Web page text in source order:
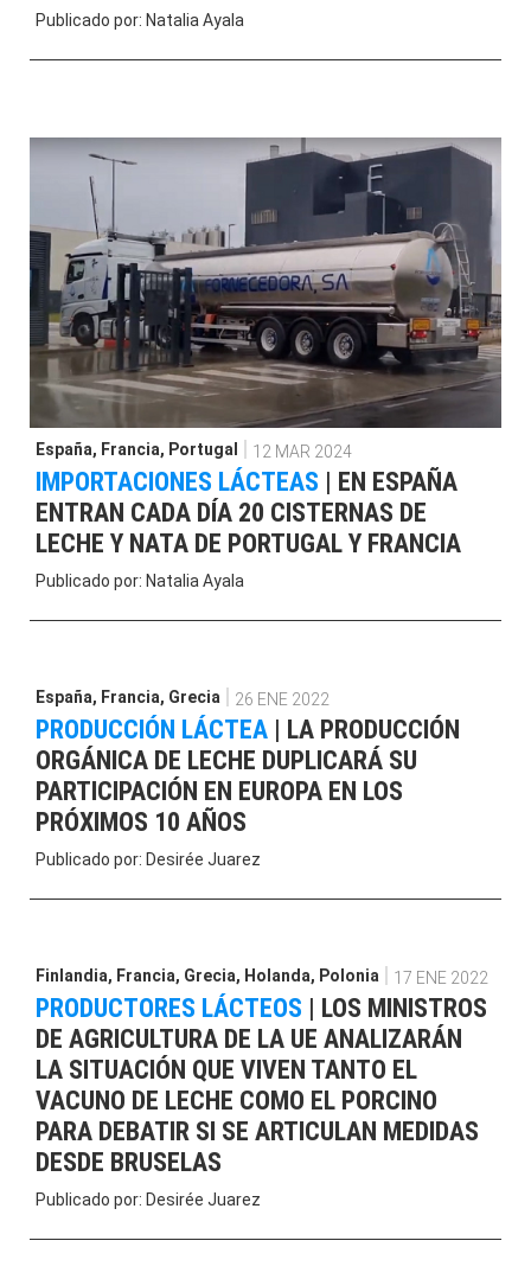
Publicado por: Natalia Ayala
España, Francia, Portugal 12 MAR 2024
IMPORTACIONES LÁCTEAS | EN ESPAÑA
ENTRAN CADA DÍA 20 CISTERNAS DE
LECHE Y NATA DE PORTUGAL Y FRANCIA
Publicado por: Natalia Ayala
España, Francia, Grecia 26 ENE 2022
PRODUCCIÓN LÁCTEA | LA PRODUCCIÓN
ORGÁNICA DE LECHE DUPLICARÁ SU
PARTICIPACIÓN EN EUROPA EN LOS
PRÓXIMOS 10 AÑOS
Publicado por: Desirée Juarez
Finlandia, Francia, Grecia, Holanda, Polonia 17 ENE 2022
PRODUCTORES LÁCTEOS | LOS MINISTROS
DE AGRICULTURA DE LA UE ANALIZARÁN
LA SITUACIÓN QUE VIVEN TANTO EL
VACUNO DE LECHE COMO EL PORCINO
PARA DEBATIR SI SE ARTICULAN MEDIDAS
DESDE BRUSELAS
Publicado por: Desirée Juarez